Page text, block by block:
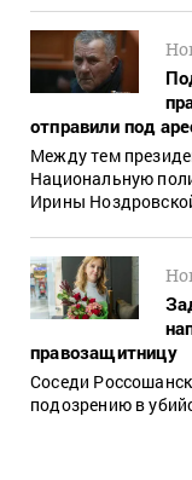
отправили под
Между тем
Национальную
Ирины
правозащитницу
Соседи
подозрению в